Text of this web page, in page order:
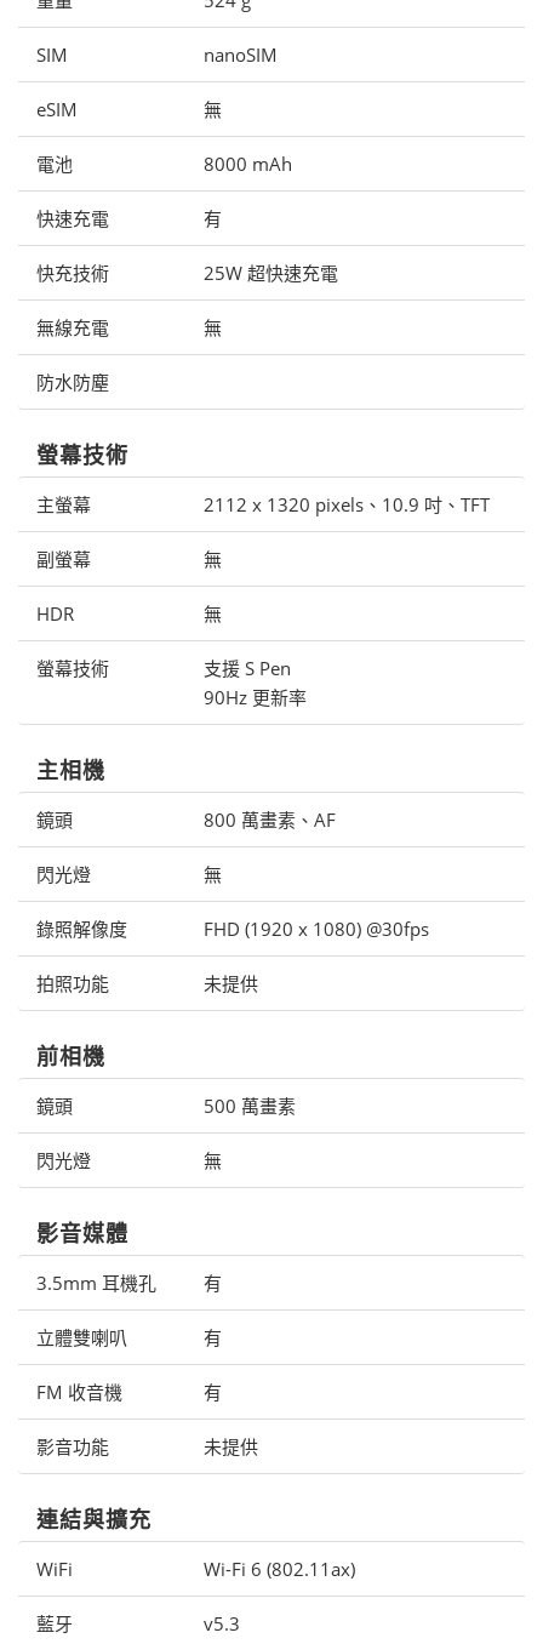
SIM nanoSIM
eSIM 無
電池 8000 mAh
快速充電 有
快充技術 25W 超快速充電
無線充電 無
防水防塵
螢幕技術
主螢幕 2112 x 1320 pixels、10.9 吋、TFT
副螢幕 無
HDR 無
螢幕技術
支援 S Pen
90Hz 更新率
主相機
鏡頭 800 萬畫素、AF
閃光燈 無
錄照解像度 FHD (1920 x 1080) @30fps
拍照功能 未提供
前相機
鏡頭 500 萬畫素
閃光燈 無
影音媒體
3.5mm 耳機孔 有
立體雙喇叭 有
FM 收音機 有
影音功能 未提供
連結與擴充
WiFi Wi-Fi 6 (802.11ax)
藍牙 v5.3